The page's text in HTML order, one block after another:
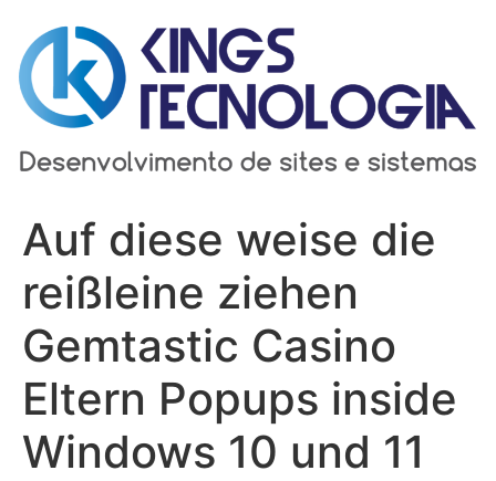
para
conteúdo
Auf diese weise die
reißleine ziehen
Gemtastic Casino
Eltern Popups inside
Windows 10 und 11